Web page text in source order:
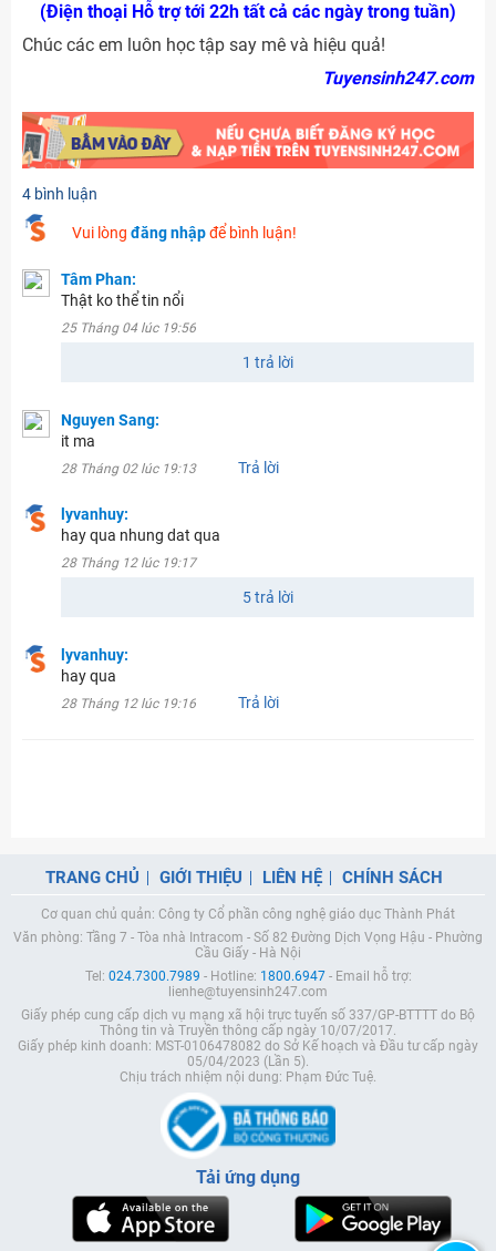
(Điện thoại Hỗ trợ tới 22h tất cả các ngày trong tuần)
Chúc các em luôn học tập say mê và hiệu quả!
Tuyensinh247.com
4 bình luận
Vui lòng đăng nhậpđể bình luận!
Tâm Phan:
Thật ko thể tin nổi
25 Tháng 04 lúc 19:56
1 trả lời
Nguyen Sang:
it ma
28 Tháng 02 lúc 19:13 Trả lời
lyvanhuy:
hay qua nhung dat qua
28 Tháng 12 lúc 19:17
5 trả lời
lyvanhuy:
hay qua
28 Tháng 12 lúc 19:16 Trả lời
TRANG CHỦ GIỚI THIỆU LIÊN HỆ CHÍNH SÁCH
Cơ quan chủ quản: Công ty Cổ phần công nghệ giáo dục Thành Phát
Văn phòng: Tầng 7 - Tòa nhà Intracom - Số 82 Đường Dịch Vọng Hậu - Phường
Cầu Giấy - Hà Nội
Tel: 024.7300.7989 - Hotline: 1800.6947- Email hỗ trợ:
lienhe@tuyensinh247.com
Giấy phép cung cấp dịch vụ mạng xã hội trực tuyến số 337/GP-BTTTT do Bộ
Thông tin và Truyền thông cấp ngày 10/07/2017.
Giấy phép kinh doanh: MST-0106478082 do Sở Kế hoạch và Đầu tư cấp ngày
05/04/2023 (Lần 5).
Chịu trách nhiệm nội dung: Phạm Đức Tuệ.
Tải ứng dụng